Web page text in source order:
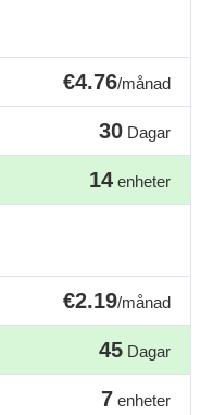
€4.76/månad
30 Dagar
14 enheter
€2.19/månad
45 Dagar
7 enheter